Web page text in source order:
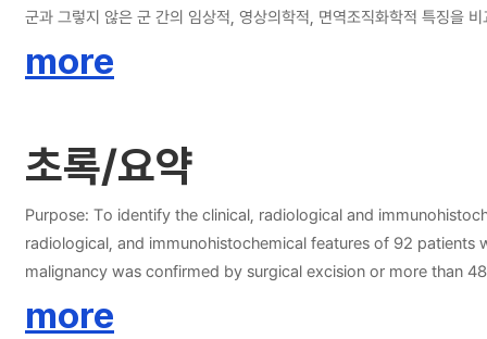
군과 그렇지 않은 군 간의 임상적, 영상의학적, 면역조직화학적 특징을 비교하였다. 결과: 92예의 고위험 유방 병변 중 20예가 악성종양으로 업그레이드되었다. 호르몬대체요법 혹은 경구피임약 복용을 한 환
유사하였다. 면역조직화학적 아형은 18예 중 Luminal A형이 13예, Luminal
more
초록/요약
Purpose: To identify the clinical, radiological and immunohistochemical features of
radiological, and immunohistochemical features of 92
malignancy was confirmed by surgical excision or more than
oral contraceptive use (8/20, 40% and 12/72, 16.7%,
more